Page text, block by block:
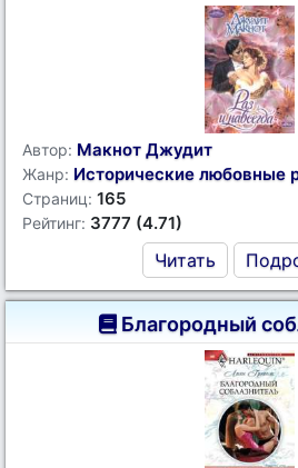
Автор: Макнот Джудит
Жанр: Исторические любовные
Страниц: 165
Рейтинг: 3777 (4.71)
Читать
Благородный